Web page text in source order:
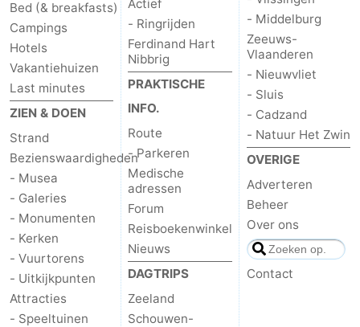
Bed (& breakfasts)
Campings
Hotels
Vakantiehuizen
Last minutes
ZIEN & DOEN
Strand
Bezienswaardigheden
- Musea
- Galeries
- Monumenten
- Kerken
- Vuurtorens
- Uitkijkpunten
Attracties
- Speeltuinen
Actief
- Ringrijden
Ferdinand Hart
Nibbrig
PRAKTISCHE
INFO.
Route
- Parkeren
Medische
adressen
Forum
Reisboekenwinkel
Nieuws
DAGTRIPS
Zeeland
Schouwen-
- Middelburg
Zeeuws-
Vlaanderen
- Nieuwvliet
- Sluis
- Cadzand
- Natuur Het Zwin
OVERIGE
Adverteren
Beheer
Over ons
Contact